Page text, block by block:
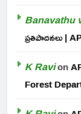
Banavathu
ప్రతిపాదనలు |
K Ravion
Forest